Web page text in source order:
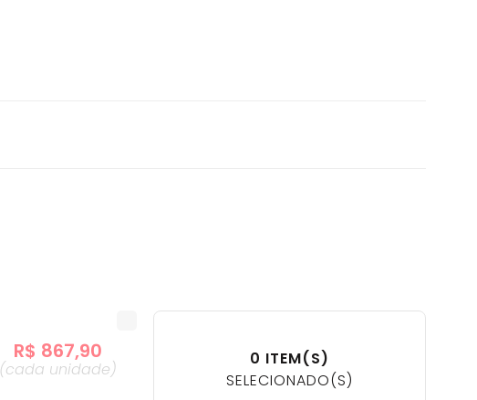
R$ 867,90
(cada unidade)
0 ITEM(S)
SELECIONADO(S)